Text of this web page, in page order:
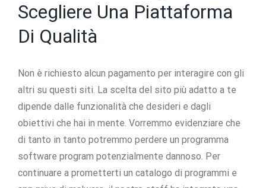
Scegliere Una Piattaforma
Di Qualità
Non è richiesto alcun pagamento per interagire con gli
altri su questi siti. La scelta del sito più adatto a te
dipende dalle funzionalità che desideri e dagli
obiettivi che hai in mente. Vorremmo evidenziare che
di tanto in tanto potremmo perdere un programma
software program potenzialmente dannoso. Per
continuare a prometterti un catalogo di programmi e